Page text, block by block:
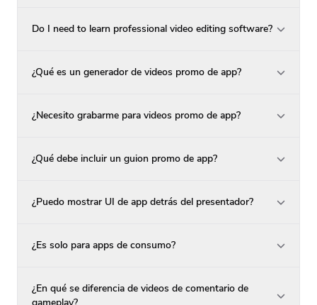
Do I need to learn professional video editing software?
¿Qué es un generador de videos promo de app?
¿Necesito grabarme para videos promo de app?
¿Qué debe incluir un guion promo de app?
¿Puedo mostrar UI de app detrás del presentador?
¿Es solo para apps de consumo?
¿En qué se diferencia de videos de comentario de
gameplay?